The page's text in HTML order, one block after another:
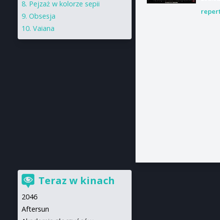
Pejzaż w kolorze sepii
Obsesja
Vaiana
Teraz w kinach
2046
Aftersun